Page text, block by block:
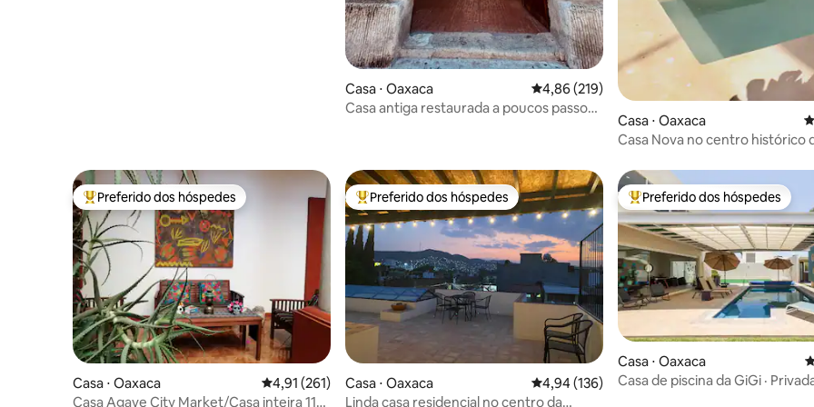
Casa ⋅ Oaxaca 4,86 de uma avaliação média de 5, 219
4,86 (219)
Casa antiga restaurada a poucos passos
Casa ⋅ Oaxaca
Casa Nova no centro histórico
Entre os melhores preferidos dos hóspedes
Preferido dos hóspedes
Casa ⋅ Oaxaca 4,91 de uma avaliação média de 5, 261 avaliações
4,91 (261)
Casa Agave City Market/Casa inteira 11
Entre os melhores preferidos dos hóspedes
Preferido dos hóspedes
Casa ⋅ Oaxaca 4,94 de uma avaliação média de 5, 136
4,94 (136)
Linda casa residencial no centro da
Entre os melhores preferidos
Preferido dos hóspedes
Casa ⋅ Oaxaca
Casa de piscina da GiGi ·